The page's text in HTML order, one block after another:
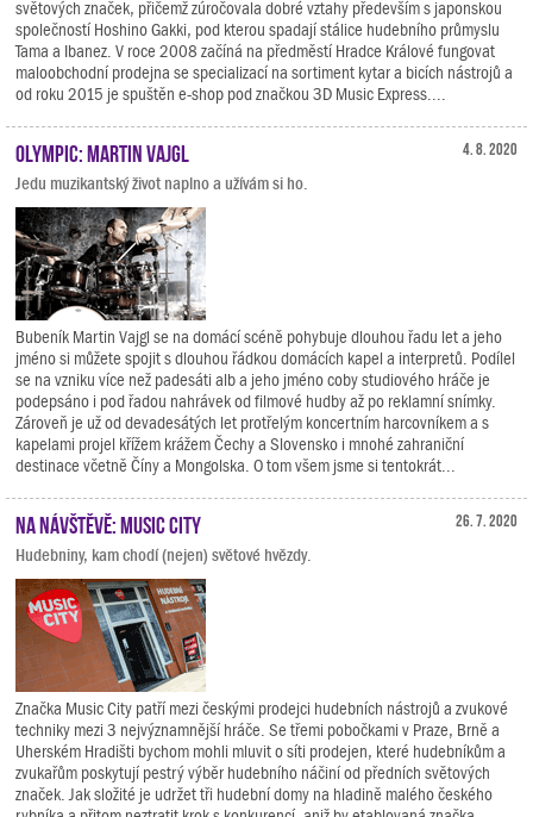
světových značek, přičemž zúročovala dobré vztahy především s japonskou
společností Hoshino Gakki, pod kterou spadají stálice hudebního průmyslu
Tama a Ibanez. V roce 2008 začíná na předměstí Hradce Králové fungovat
maloobchodní prodejna se specializací na sortiment kytar a bicích nástrojů a
od roku 2015 je spuštěn e-shop pod značkou 3D Music Express....
4. 8. 2020
Olympic: Martin Vajgl
Jedu muzikantský život naplno a užívám si ho.
Bubeník Martin Vajgl se na domácí scéně pohybuje dlouhou řadu let a jeho
jméno si můžete spojit s dlouhou řádkou domácích kapel a interpretů. Podílel
se na vzniku více než padesáti alb a jeho jméno coby studiového hráče je
podepsáno i pod řadou nahrávek od filmové hudby až po reklamní snímky.
Zároveň je už od devadesátých let protřelým koncertním harcovníkem a s
kapelami projel křížem krážem Čechy a Slovensko i mnohé zahraniční
destinace včetně Číny a Mongolska. O tom všem jsme si tentokrát...
26. 7. 2020
Na návštěvě: Music City
Hudebniny, kam chodí (nejen) světové hvězdy.
Značka Music City patří mezi českými prodejci hudebních nástrojů a zvukové
techniky mezi 3 nejvýznamnější hráče. Se třemi pobočkami v Praze, Brně a
Uherském Hradišti bychom mohli mluvit o síti prodejen, které hudebníkům a
zvukařům poskytují pestrý výběr hudebního náčiní od předních světových
značek. Jak složité je udržet tři hudební domy na hladině malého českého